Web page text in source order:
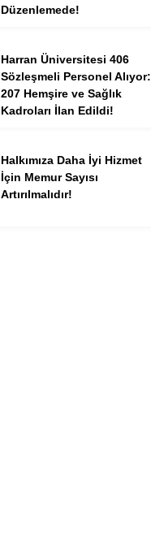
Düzenlemede!
Harran Üniversitesi 406
Sözleşmeli Personel Alıyor:
207 Hemşire ve Sağlık
Kadroları İlan Edildi!
Halkımıza Daha İyi Hizmet
İçin Memur Sayısı
Artırılmalıdır!